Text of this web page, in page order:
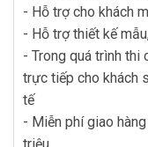
- Hỗ trợ cho khách
- Hỗ trợ thiết kế
- Trong quá trình thi
trực tiếp cho khách
tế
- Miễn phí giao